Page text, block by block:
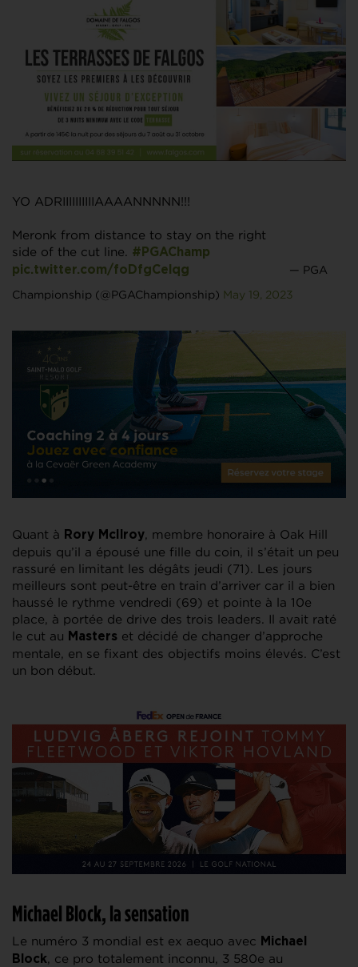
YO ADRIIIIIIIIIIAAAANNNNN!!!
Meronk from distance to stay on the right
side of the cut line. #PGAChamp
pic.twitter.com/foDfgCelqg
— PGA
Championship (@PGAChampionship) May 19, 2023
Quant à Rory McIlroy, membre honoraire à Oak Hill
depuis qu’il a épousé une fille du coin, il s’était un peu
rassuré en limitant les dégâts jeudi (71). Les jours
meilleurs sont peut-être en train d’arriver car il a bien
haussé le rythme vendredi (69) et pointe à la 10e
place, à portée de drive des trois leaders. Il avait raté
le cut au Masters et décidé de changer d’approche
mentale, en se fixant des objectifs moins élevés. C’est
un bon début.
Michael Block, la sensation
Le numéro 3 mondial est ex aequo avec Michael
Block, ce pro totalement inconnu, 3 580e au